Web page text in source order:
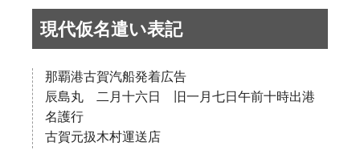
現代仮名遣い表記
那覇港古賀汽船発着広告
辰島丸 二月十六日 旧一月七日午前十時出港
名護行
古賀元扱木村運送店